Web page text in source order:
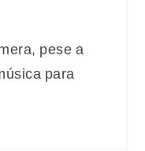
pese a
para